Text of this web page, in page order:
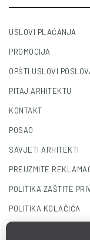
USLOVI PLAĆANJA
PROMOCIJA
OPŠTI USLOVI
PITAJ ARHITEKTU
KONTAKT
POSAO
SAVJETI ARHITEKTI
PREUZMITE
POLITIKA ZAŠTITE
POLITIKA KOLAČIĆA